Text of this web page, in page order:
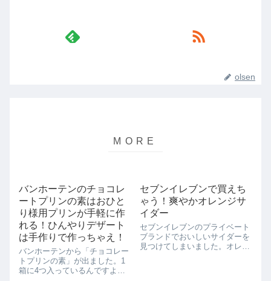
olsen
バンホーテンのチョコレ
ートプリンの素はおひと
り様用プリンが手軽に作
れる！ひんやりデザート
は手作りで作っちゃえ！
バンホーテンから「チョコレー
トプリンの素」が出ました。1
箱に4つ入っているんですよ。
セブンイレブンで買えち
ゃう！爽やかオレンジサ
イダー
セブンイレブンのプライベート
ブランドでおいしいサイダーを
見つけてしまいました。オレン